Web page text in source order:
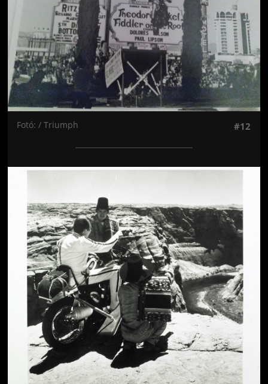
Fotó: / Triumph #12